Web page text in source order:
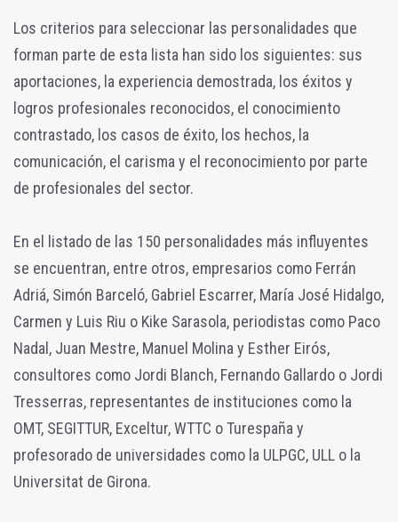
Los criterios para seleccionar las personalidades que
forman parte de esta lista han sido los siguientes: sus
aportaciones, la experiencia demostrada, los éxitos y
logros profesionales reconocidos, el conocimiento
contrastado, los casos de éxito, los hechos, la
comunicación, el carisma y el reconocimiento por parte
de profesionales del sector.
En el listado de las 150 personalidades más influyentes
se encuentran, entre otros, empresarios como Ferrán
Adriá, Simón Barceló, Gabriel Escarrer, María José Hidalgo,
Carmen y Luis Riu o Kike Sarasola, periodistas como Paco
Nadal, Juan Mestre, Manuel Molina y Esther Eirós,
consultores como Jordi Blanch, Fernando Gallardo o Jordi
Tresserras, representantes de instituciones como la
OMT, SEGITTUR, Exceltur, WTTC o Turespaña y
profesorado de universidades como la ULPGC, ULL o la
Universitat de Girona.